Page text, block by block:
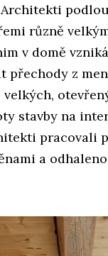
různě
v domě
přechody z
stavby na
pracovali
a